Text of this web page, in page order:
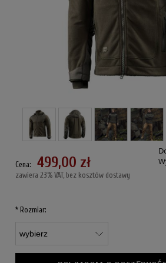
Cena: 499,00 zł
zawiera 23% VAT, bez kosztów dostawy
* Rozmiar: